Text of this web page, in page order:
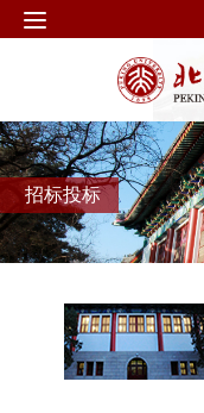
招标投标